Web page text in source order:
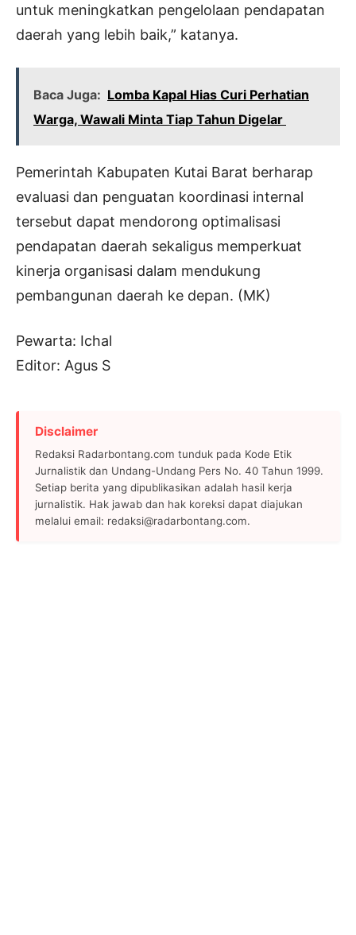
untuk meningkatkan pengelolaan pendapatan
daerah yang lebih baik,” katanya.
Baca Juga: Lomba Kapal Hias Curi Perhatian
Warga, Wawali Minta Tiap Tahun Digelar
Pemerintah Kabupaten Kutai Barat berharap
evaluasi dan penguatan koordinasi internal
tersebut dapat mendorong optimalisasi
pendapatan daerah sekaligus memperkuat
kinerja organisasi dalam mendukung
pembangunan daerah ke depan. (MK)
Pewarta: Ichal
Editor: Agus S
Disclaimer
Redaksi Radarbontang.com tunduk pada Kode Etik
Jurnalistik dan Undang-Undang Pers No. 40 Tahun 1999.
Setiap berita yang dipublikasikan adalah hasil kerja
jurnalistik. Hak jawab dan hak koreksi dapat diajukan
melalui email: redaksi@radarbontang.com.